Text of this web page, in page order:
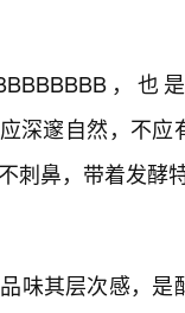
，
深邃自然，不
刺鼻，带着发酵
味其层次感，